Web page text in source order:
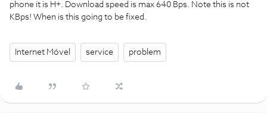
phone it is H+. Download speed is max 640 Bps. Note this is not
KBps! When is this going to be fixed.
Internet Móvel service problem